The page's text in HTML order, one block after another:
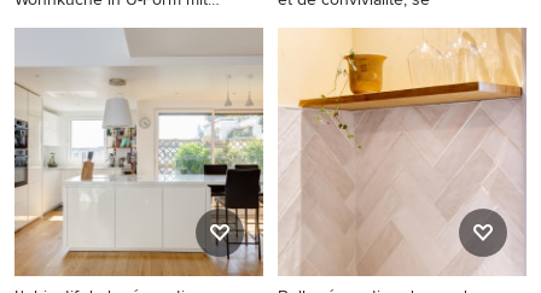
Kleine Moderne Wohnküche
in U-Form mit
Einbauwaschbecken,
flächenbündigen
Schrankfronten, weißen
Schränken, Arbeitsplatte aus
Holz, Küchenrückwand in
Weiß, hellem Holzboden und
Halbinsel in Paris
Geschlossene, Einzeilige,
Mittelgroße Moderne Küche
ohne Insel mit
Unterbauwaschbecken,
Kassettenfronten, schwarzen
Schränken, Granit-
Arbeitsplatte, Rückwand aus
Holz, schwarzen
Elektrogeräten, hellem
Holzboden, beigem Boden